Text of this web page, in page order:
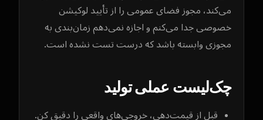
می‌کند، مجوز فضای عمومی را از تأیید لوکیشن
خصوصی جدا می‌کنم و اجازه نمی‌دهم زمان‌بندی به
مجوزی وابسته باشد که درست تست نشده است.
چک‌لیست عملی تولید
قبل از قیمت‌دهی، خروجی‌های واقعی را دقیق کن.